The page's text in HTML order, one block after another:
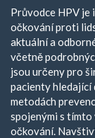
Průvodce HPV
očkování proti
aktuální a
včetně
jsou určeny pro
pacienty hledající
metodách
spojenými s
očkování.